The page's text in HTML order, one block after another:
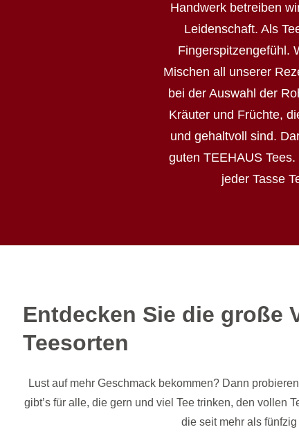
Handwerk betreiben
Leidenschaft. Als
Fingerspitzengefühl.
Mischen all unserer
bei der Auswahl der
Kräuter und Früchte,
und gehaltvoll sind.
guten TEEHAUS
jeder Tasse
Entdecken Sie die große
Teesorten
Lust auf mehr Geschmack bekommen? Dann
gibt’s für alle, die gern und viel Tee trinken, den vollen
die seit mehr als